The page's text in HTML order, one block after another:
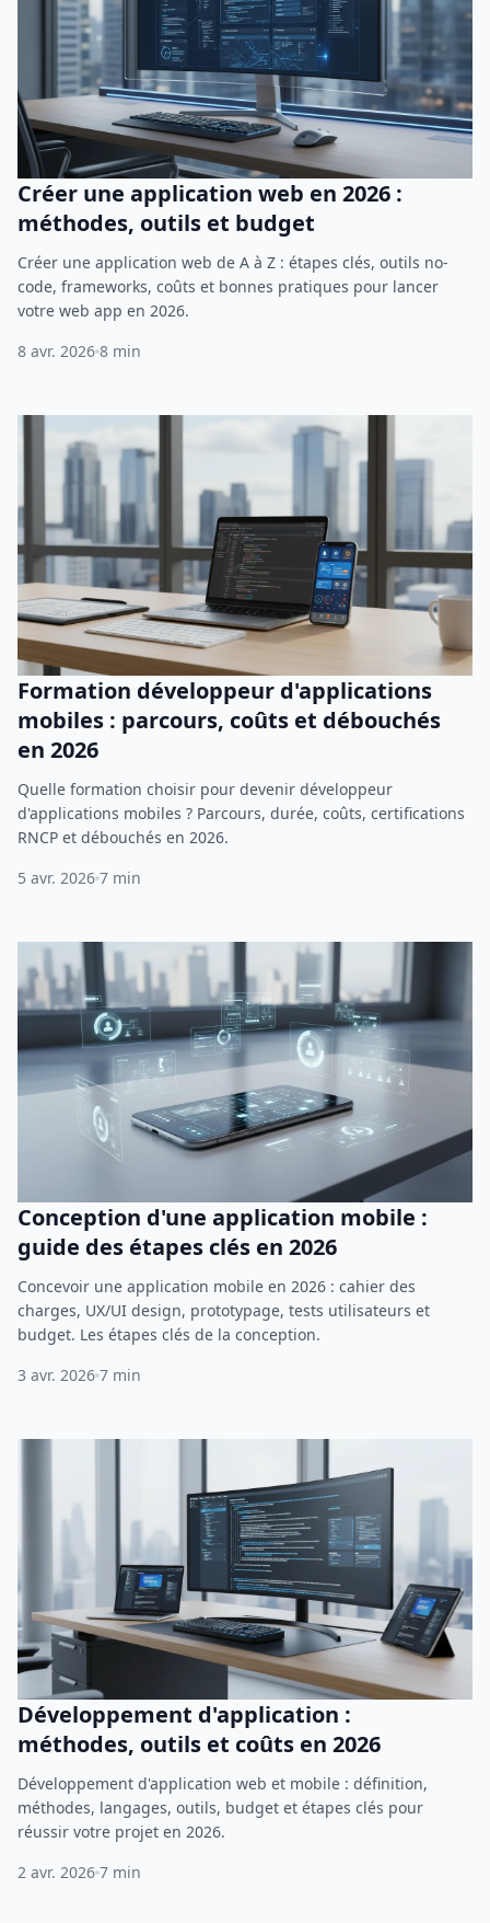
Créer une application web en 2026 :
méthodes, outils et budget
Créer une application web de A à Z : étapes clés, outils no-
code, frameworks, coûts et bonnes pratiques pour lancer
votre web app en 2026.
8 avr. 2026 8 min
Formation développeur d'applications
mobiles : parcours, coûts et débouchés
en 2026
Quelle formation choisir pour devenir développeur
d'applications mobiles ? Parcours, durée, coûts, certifications
RNCP et débouchés en 2026.
5 avr. 2026 7 min
Conception d'une application mobile :
guide des étapes clés en 2026
Concevoir une application mobile en 2026 : cahier des
charges, UX/UI design, prototypage, tests utilisateurs et
budget. Les étapes clés de la conception.
3 avr. 2026 7 min
Développement d'application :
méthodes, outils et coûts en 2026
Développement d'application web et mobile : définition,
méthodes, langages, outils, budget et étapes clés pour
réussir votre projet en 2026.
2 avr. 2026 7 min